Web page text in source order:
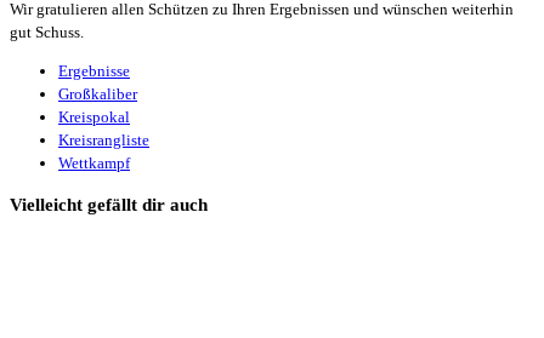
Wir gratulieren allen Schützen zu Ihren Ergebnissen und wünschen weiterhin
gut Schuss.
Ergebnisse
Großkaliber
Kreispokal
Kreisrangliste
Wettkampf
Vielleicht gefällt dir auch